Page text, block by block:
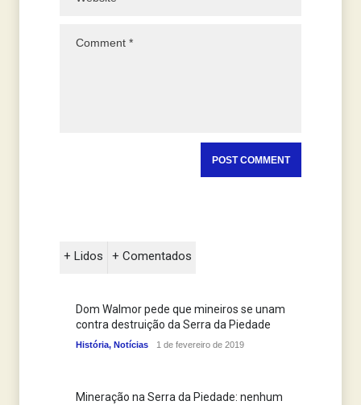
+ Lidos + Comentados
Dom Walmor pede que mineiros se unam
contra destruição da Serra da Piedade
História, Notícias 1 de fevereiro de 2019
Mineração na Serra da Piedade: nenhum